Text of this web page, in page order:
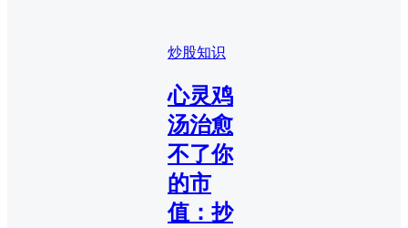
炒股知识
心灵鸡
汤治愈
不了你
的市
值：抄